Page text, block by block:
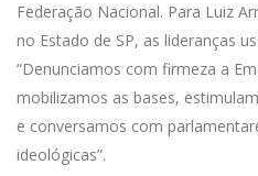
Federação Nacional. Para Luiz
no Estado de SP, as lideranças
“Denunciamos com firmeza a
mobilizamos as bases,
e conversamos com
ideológicas”.